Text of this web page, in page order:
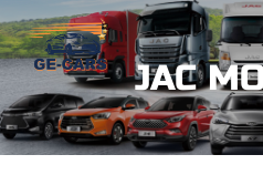
JAC